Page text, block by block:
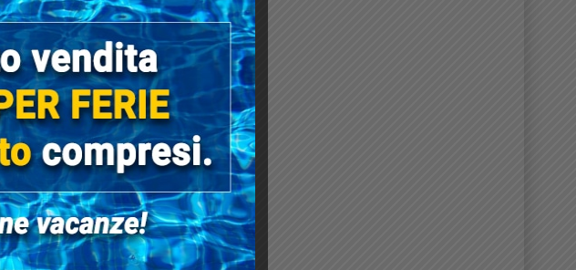
Programmatore a batteria da
rubinetto a un settore.
€ 50,13 € 39,39
(IVA compresa)
Approfitta dell'offerta